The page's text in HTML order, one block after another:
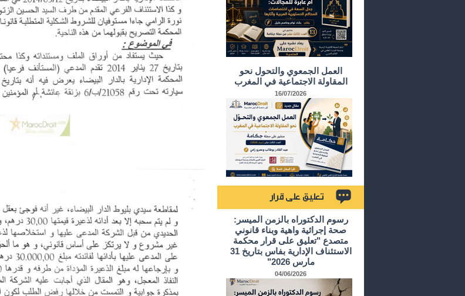
العمل الجمعوي والتحول نحو
المقاولة الاجتماعية في المغرب
16/07/2026
رسوم الدكتوراه بالزمن الميسر:
صحة إجرائية واهية وبناء قانوني
متصدع "تعليق على قرار محكمة
الاستئناف الإدارية بفاس بتاريخ 31
مارس 2026"
04/06/2026